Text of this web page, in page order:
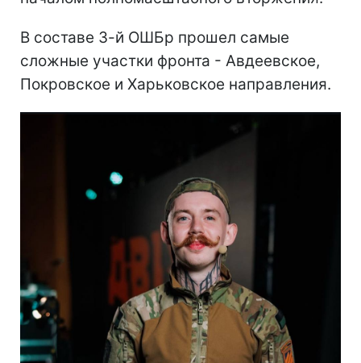
В составе 3-й ОШБр прошел самые
сложные участки фронта - Авдеевское,
Покровское и Харьковское направления.